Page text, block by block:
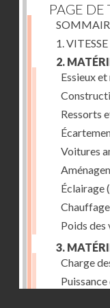
PAGE DE
1. VITESSE
2.
Essieux et
Ressorts
Voitures
Éclairage
Chauffage
Poids des
3.
Charge